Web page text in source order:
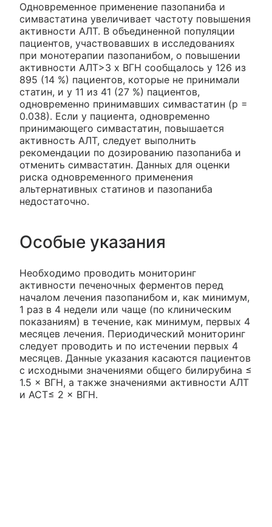
Одновременное применение пазопаниба и
симвастатина увеличивает частоту повышения
активности АЛТ. В объединенной популяции
пациентов, участвовавших в исследованиях
при монотерапии пазопанибом, о повышении
активности АЛТ>3 х ВГН сообщалось у 126 из
895 (14 %) пациентов, которые не принимали
статин, и у 11 из 41 (27 %) пациентов,
одновременно принимавших симвастатин (р =
0.038). Если у пациента, одновременно
принимающего симвастатин, повышается
активность АЛТ, следует выполнить
рекомендации по дозированию пазопаниба и
отменить симвастатин. Данных для оценки
риска одновременного применения
альтернативных статинов и пазопаниба
недостаточно.
Особые указания
Необходимо проводить мониторинг
активности печеночных ферментов перед
началом лечения пазопанибом и, как минимум,
1 раз в 4 недели или чаще (по клиническим
показаниям) в течение, как минимум, первых 4
месяцев лечения. Периодический мониторинг
следует проводить и по истечении первых 4
месяцев. Данные указания касаются пациентов
с исходными значениями общего билирубина ≤
1.5 × ВГН, а также значениями активности АЛТ
и ACT≤ 2 × ВГН.